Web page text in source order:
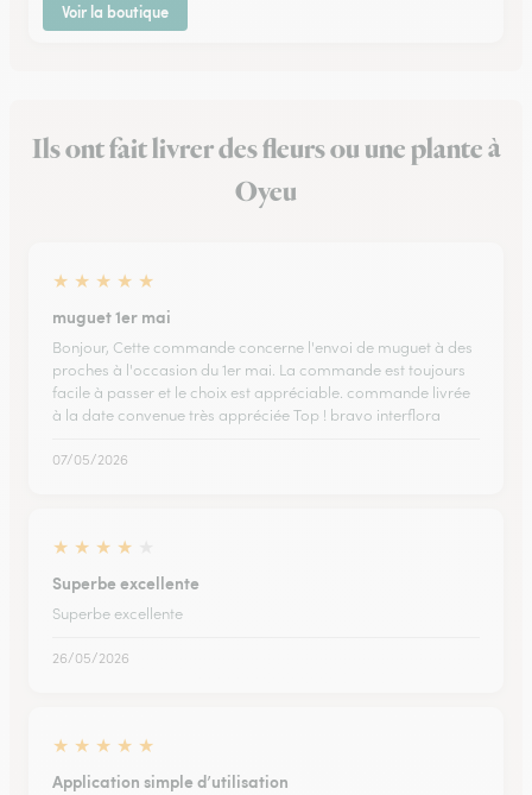
Voir la boutique
Ils ont fait livrer des fleurs ou une plante à
Oyeu
★ ★ ★ ★ ★
muguet 1er mai
Bonjour, Cette commande concerne l'envoi de muguet à des
proches à l'occasion du 1er mai. La commande est toujours
facile à passer et le choix est appréciable. commande livrée
à la date convenue très appréciée Top ! bravo interflora
07/05/2026
★ ★ ★ ★
Superbe excellente
Superbe excellente
26/05/2026
★ ★ ★ ★ ★
Application simple d’utilisation